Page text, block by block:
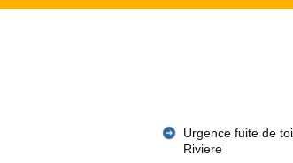
Urgence fuite de
Riviere